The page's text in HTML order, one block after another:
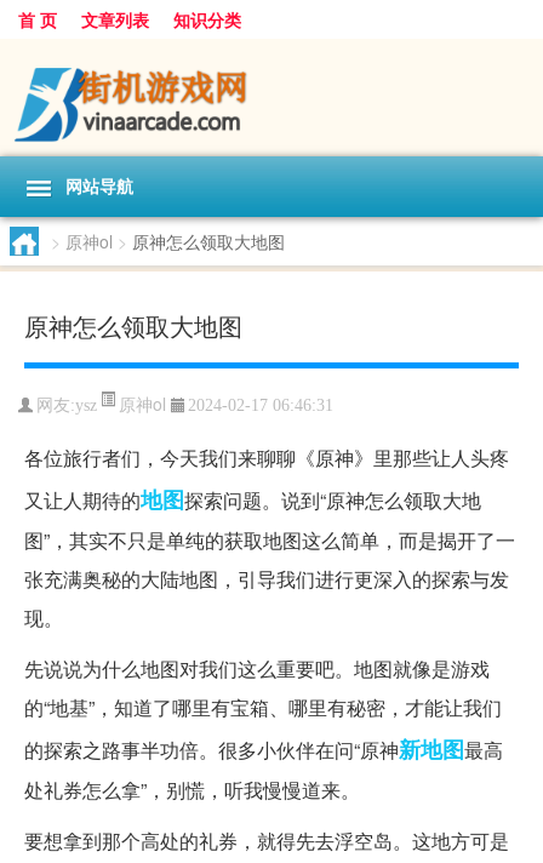
首 页 文章列表 知识分类
网站导航
> 原神ol > 原神怎么领取大地图
原神怎么领取大地图
网友:ysz 原神ol 2024-02-17 06:46:31
各位旅行者们，今天我们来聊聊《原神》里那些让人头疼
又让人期待的地图探索问题。说到“原神怎么领取大地
图”，其实不只是单纯的获取地图这么简单，而是揭开了一
张充满奥秘的大陆地图，引导我们进行更深入的探索与发
现。
先说说为什么地图对我们这么重要吧。地图就像是游戏
的“地基”，知道了哪里有宝箱、哪里有秘密，才能让我们
的探索之路事半功倍。很多小伙伴在问“原神新地图最高
处礼券怎么拿”，别慌，听我慢慢道来。
要想拿到那个高处的礼券，就得先去浮空岛。这地方可是